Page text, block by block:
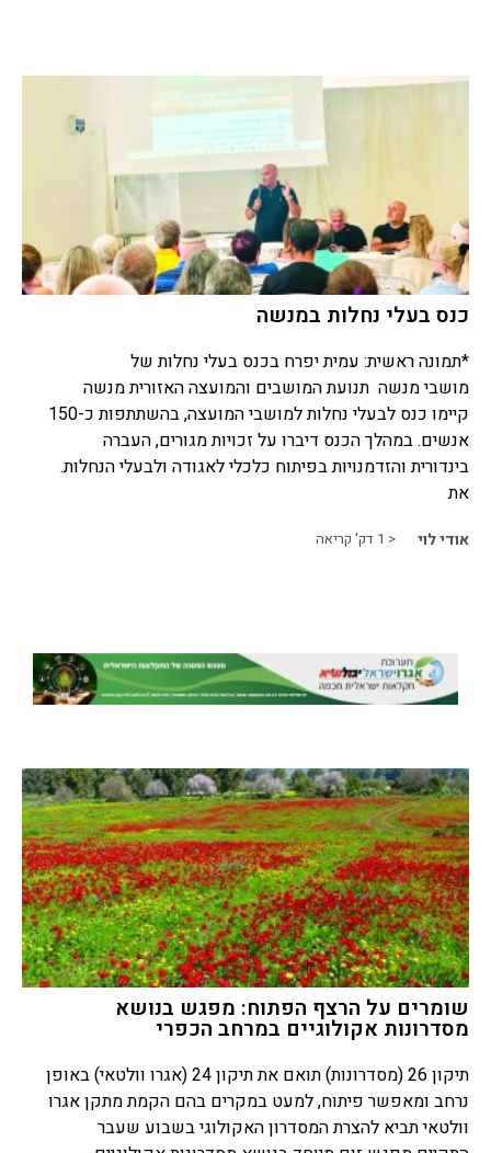
כנס בעלי נחלות במנשה
*תמונה ראשית: עמית יפרח בכנס בעלי נחלות של
מושבי מנשה תנועת המושבים והמועצה האזורית מנשה
קיימו כנס לבעלי נחלות למושבי המועצה, בהשתתפות כ-150
אנשים. במהלך הכנס דיברו על זכויות מגורים, העברה
בינדורית והזדמנויות בפיתוח כלכלי לאגודה ולבעלי הנחלות.
את
אודי לוי < 1 דק' קריאה
שומרים על הרצף הפתוח: מפגש בנושא
מסדרונות אקולוגיים במרחב הכפרי
תיקון 26 (מסדרונות) תואם את תיקון 24 (אגרו וולטאי) באופן
נרחב ומאפשר פיתוח, למעט במקרים בהם הקמת מתקן אגרו
וולטאי תביא להצרת המסדרון האקולוגי בשבוע שעבר